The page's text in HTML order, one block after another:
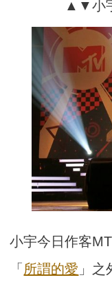
▲▼小
小宇今日作客
「所謂的愛 」